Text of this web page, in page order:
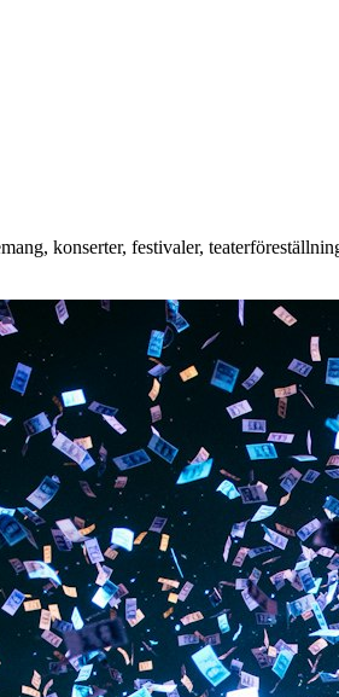
konserter, festivaler,